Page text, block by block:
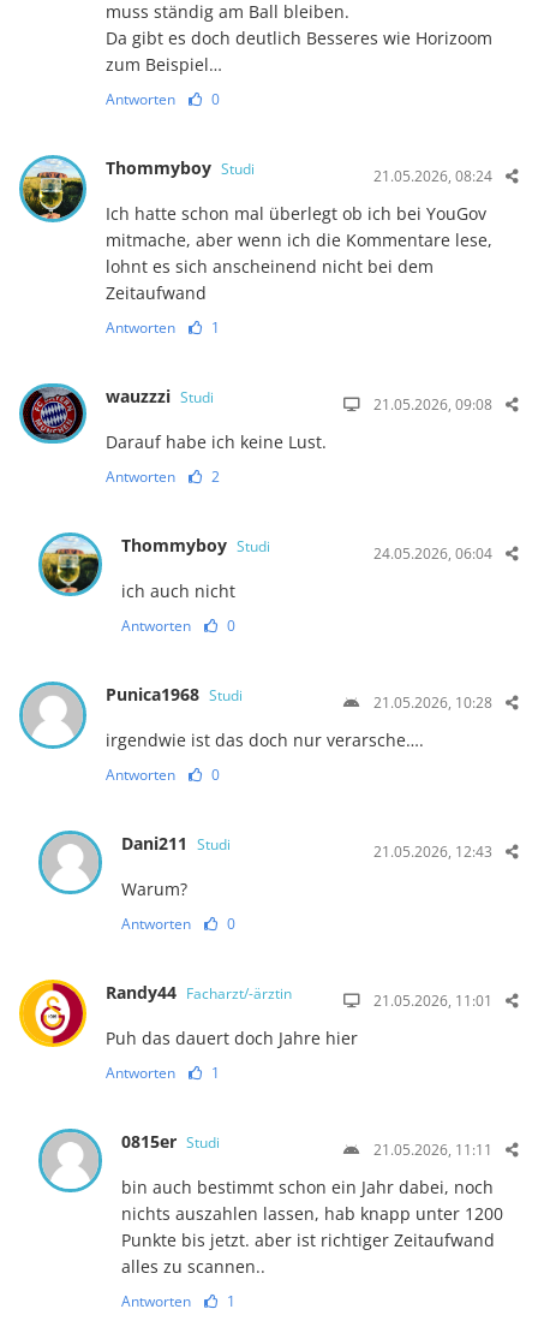
muss ständig am Ball bleiben.
Da gibt es doch deutlich Besseres wie Horizoom
zum Beispiel…
Antworten 0
Thommyboy Studi 21.05.2026, 08:24
Ich hatte schon mal überlegt ob ich bei YouGov
mitmache, aber wenn ich die Kommentare lese,
lohnt es sich anscheinend nicht bei dem
Zeitaufwand
Antworten 1
wauzzzi Studi 21.05.2026, 09:08
Darauf habe ich keine Lust.
Antworten 2
Thommyboy Studi 24.05.2026, 06:04
ich auch nicht
Antworten 0
Punica1968 Studi 21.05.2026, 10:28
irgendwie ist das doch nur verarsche….
Antworten 0
Dani211 Studi 21.05.2026, 12:43
Warum?
Antworten 0
Randy44 Facharzt/-ärztin 21.05.2026, 11:01
Puh das dauert doch Jahre hier
Antworten 1
0815er Studi 21.05.2026, 11:11
bin auch bestimmt schon ein Jahr dabei, noch
nichts auszahlen lassen, hab knapp unter 1200
Punkte bis jetzt. aber ist richtiger Zeitaufwand
alles zu scannen..
Antworten 1